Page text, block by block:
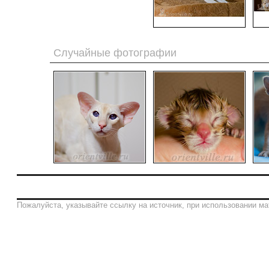
Случайные фотографии
Пожалуйста, указывайте ссылку на источник, при использовании